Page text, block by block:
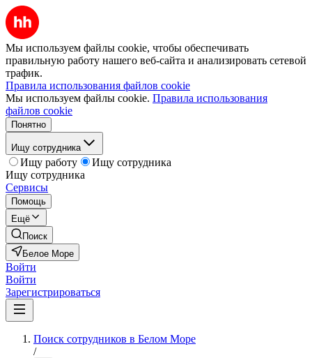
Мы используем файлы cookie, чтобы обеспечивать
правильную работу нашего веб-сайта и анализировать сетевой
трафик.
Правила использования файлов cookie
Мы используем файлы cookie. Правила использования
файлов cookie
Понятно
Ищу сотрудника
Ищу работу
Ищу сотрудника
Ищу сотрудника
Сервисы
Помощь
Ещё
Поиск
Белое Море
Войти
Войти
Зарегистрироваться
Поиск сотрудников в Белом Море
/